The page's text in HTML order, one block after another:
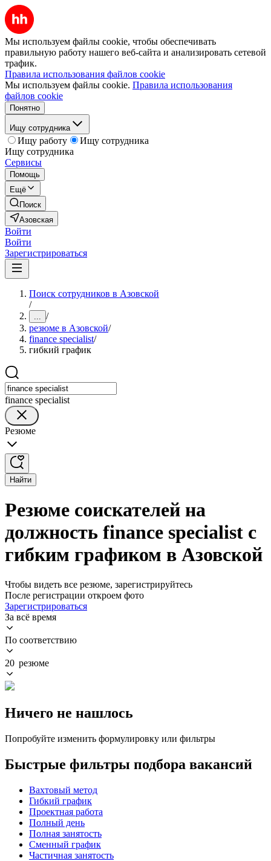
Мы используем файлы cookie, чтобы обеспечивать
правильную работу нашего веб-сайта и анализировать сетевой
трафик.
Правила использования файлов cookie
Мы используем файлы cookie. Правила использования
файлов cookie
Понятно
Ищу сотрудника
Ищу работу
Ищу сотрудника
Ищу сотрудника
Сервисы
Помощь
Ещё
Поиск
Азовская
Войти
Войти
Зарегистрироваться
Поиск сотрудников в Азовской
/
... /
резюме в Азовской/
finance specialist/
гибкий график
finance specialist
Резюме
Найти
Резюме соискателей на
должность finance specialist с
гибким графиком в Азовской
Чтобы видеть все резюме, зарегистрируйтесь
После регистрации откроем фото
Зарегистрироваться
За всё время
По соответствию
20 резюме
Ничего не нашлось
Попробуйте изменить формулировку или фильтры
Быстрые фильтры подбора вакансий
Вахтовый метод
Гибкий график
Проектная работа
Полный день
Полная занятость
Сменный график
Частичная занятость